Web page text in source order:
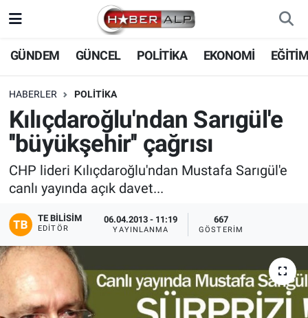
GÜNDEM GÜNCEL POLİTİKA EKONOMİ
HABERLER POLİTİKA
Kılıçdaroğlu'ndan Sarıgül'e
''büyükşehir'' çağrısı
CHP lideri Kılıçdaroğlu'ndan Mustafa Sarıgül'e
canlı yayında açık davet...
TE BILISIM
EDITÖR
06.04.2013 - 11:19
YAYINLANMA
667
GÖSTERIM
Nöbetçi Eczaneler
Hava Durumu
Trafik Durumu
Süper Lig Puan Durumu ve Fikstür
Tüm Manşetler
Son Dakika Haberleri
Haber Arşivi